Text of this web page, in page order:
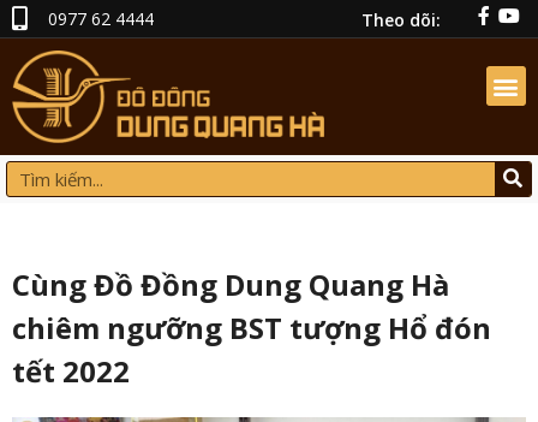
0977 62 4444 Theo dõi:
Cùng Đồ Đồng Dung Quang Hà
chiêm ngưỡng BST tượng Hổ đón
tết 2022